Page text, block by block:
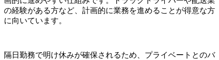
の経験がある方など、計画的に業務を進めることが得意な方
に向いています。
隔日勤務で明け休みが確保されるため、プライベートとのバ